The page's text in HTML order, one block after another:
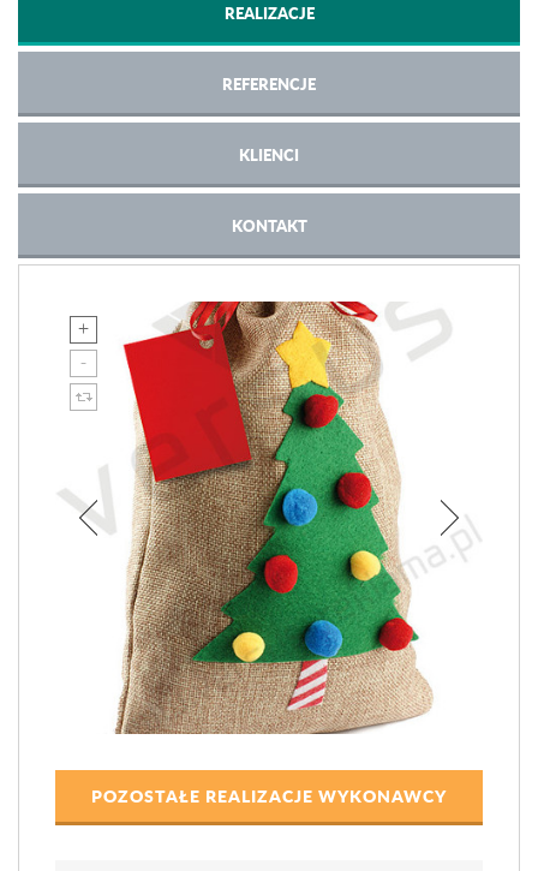
REALIZACJE
REFERENCJE
KLIENCI
KONTAKT
POZOSTAŁE REALIZACJE WYKONAWCY